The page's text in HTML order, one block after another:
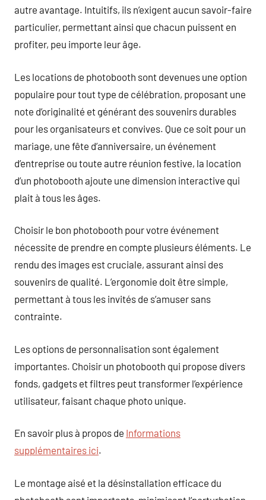
autre avantage. Intuitifs, ils n’exigent aucun savoir-faire
particulier, permettant ainsi que chacun puissent en
profiter, peu importe leur âge.
Les locations de photobooth sont devenues une option
populaire pour tout type de célébration, proposant une
note d’originalité et générant des souvenirs durables
pour les organisateurs et convives. Que ce soit pour un
mariage, une fête d’anniversaire, un événement
d’entreprise ou toute autre réunion festive, la location
d’un photobooth ajoute une dimension interactive qui
plait à tous les âges.
Choisir le bon photobooth pour votre événement
nécessite de prendre en compte plusieurs éléments. Le
rendu des images est cruciale, assurant ainsi des
souvenirs de qualité. L’ergonomie doit être simple,
permettant à tous les invités de s’amuser sans
contrainte.
Les options de personnalisation sont également
importantes. Choisir un photobooth qui propose divers
fonds, gadgets et filtres peut transformer l’expérience
utilisateur, faisant chaque photo unique.
En savoir plus à propos de Informations
supplémentaires ici.
Le montage aisé et la désinstallation efficace du